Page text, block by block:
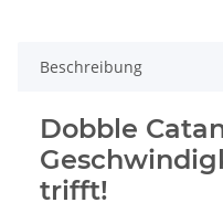
Beschreibung
Dobble
trifft!